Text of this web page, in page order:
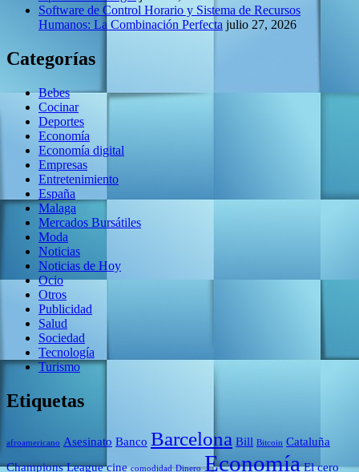
Software de Control Horario y Sistema de Recursos
Humanos: La Combinación Perfecta julio 27, 2026
Categorías
Bebes
Cocinar
Deportes
Economía
Economía digital
Empresas
Entretenimiento
España
Malaga
Mercados Bursátiles
Moda
Noticias
Noticias de Hoy
Ocio
Otros
Publicidad
Salud
Sociedad
Tecnología
Turismo
Etiquetas
afroamericano Asesinato Banco Barcelona Bill Bitcoin Cataluña
Champions League cine comodidad Dinero Economía El cero